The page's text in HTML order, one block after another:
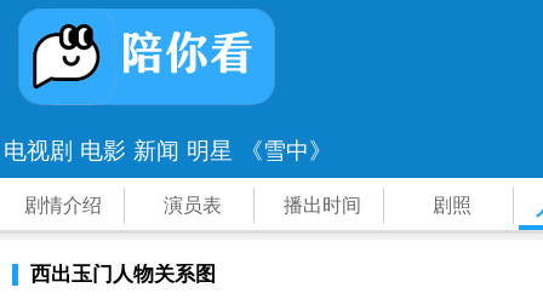
电视剧 电影 新闻 明星 《雪中》
剧情介绍 演员表 播出时间 剧照
西出玉门人物关系图